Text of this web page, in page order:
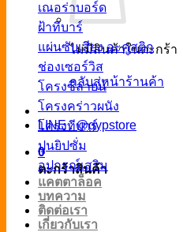
ไม่มีสินค้าในตะกร้า
กลับสู่หน้าร้านค้า
LINE : @gypstore
0
ตะกร้าสินค้า
เณอร่าบอร์ด
ฝ้าทีบาร์
แผ่นซับเสียง อะคูสติก
ช่องเซอร์วิส
โครงซีลายน์
โครงคร่าวผนัง
โครงทีบาร์
ปูนยิปซั่ม
อุปกรณ์เสริม
แคตตาล็อค
บทความ
ติดต่อเรา
เกี่ยวกับเรา